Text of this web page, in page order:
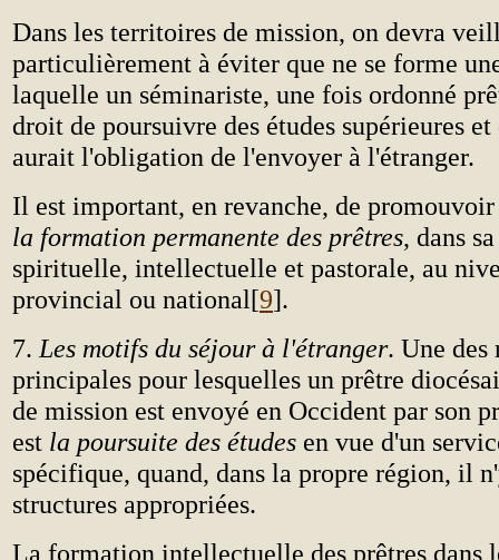
Dans les territoires de mission, on devra
particulièrement à éviter que ne se forme
laquelle un séminariste, une fois ordonné
droit de poursuivre des études supérieures
aurait l'obligation de l'envoyer à l'étranger.
Il est important, en revanche, de promouvoir
la formation permanente des prêtres, dans
spirituelle, intellectuelle et pastorale, au
provincial ou national[9].
7. Les motifs du séjour à l'étranger. Une des
principales pour lesquelles un prêtre
de mission est envoyé en Occident par son
est la poursuite des études en vue d'un
spécifique, quand, dans la propre région, il
structures appropriées.
La formation intellectuelle des prêtres dans